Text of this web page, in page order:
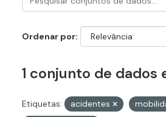
Ordenar por
1 conjunto de dados
Etiquetas: acidentes